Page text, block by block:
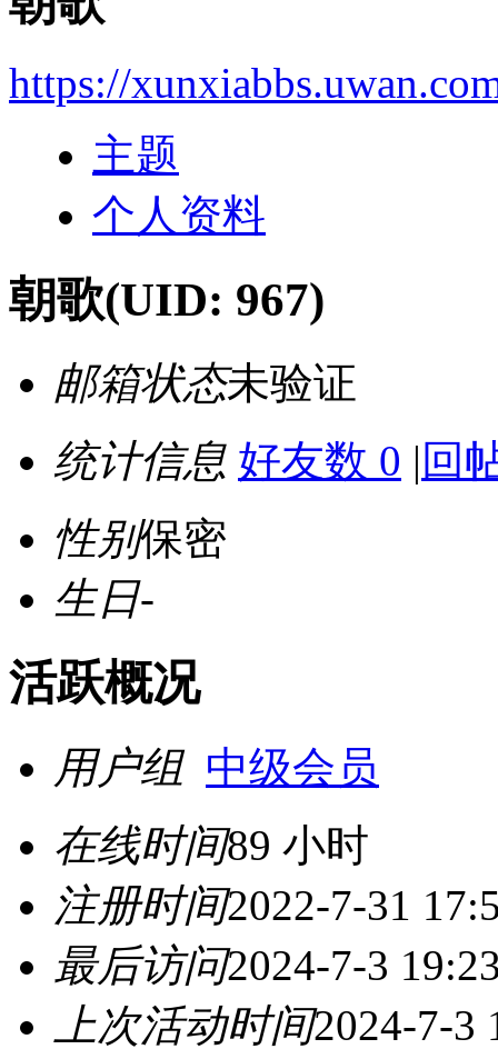
https://
主题
个人资料
朝歌(UID: 967)
邮箱状态未验证
统计信息 好友数 0 | 回
性别保密
生日-
活跃概况
用户组 中级会员
在线时间89 小时
注册时间2022-7-31
最后访问2024-7-3
上次活动时间2024-7-3